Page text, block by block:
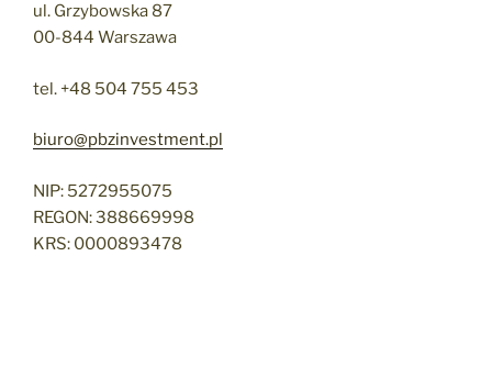
ul. Grzybowska 87
00-844 Warszawa
tel. +48 504 755 453
biuro@pbzinvestment.pl
NIP: 5272955075
REGON: 388669998
KRS: 0000893478